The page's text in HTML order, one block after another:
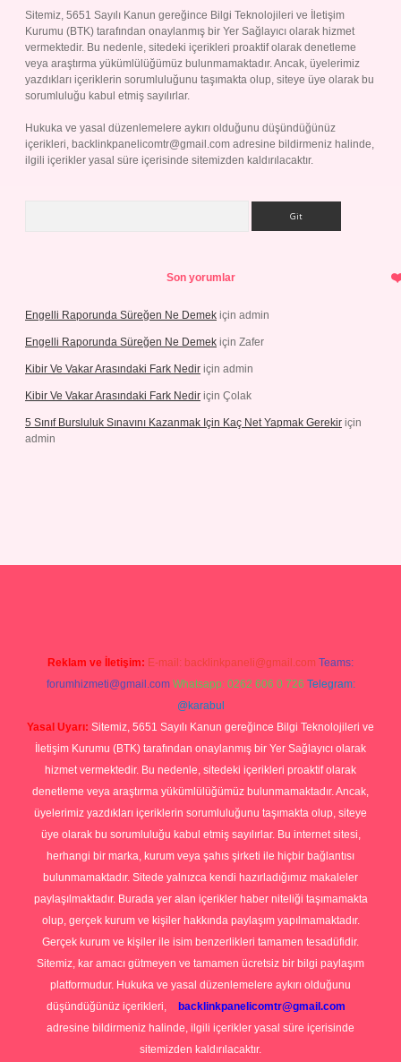
Sitemiz, 5651 Sayılı Kanun gereğince Bilgi Teknolojileri ve İletişim
Kurumu (BTK) tarafından onaylanmış bir Yer Sağlayıcı olarak hizmet
vermektedir. Bu nedenle, sitedeki içerikleri proaktif olarak denetleme
veya araştırma yükümlülüğümüz bulunmamaktadır. Ancak, üyelerimiz
yazdıkları içeriklerin sorumluluğunu taşımakta olup, siteye üye olarak bu
sorumluluğu kabul etmiş sayılırlar.
Hukuka ve yasal düzenlemelere aykırı olduğunu düşündüğünüz
içerikleri, backlinkpanelicomtr@gmail.com adresine bildirmeniz halinde,
ilgili içerikler yasal süre içerisinde sitemizden kaldırılacaktır.
Son yorumlar
Engelli Raporunda Süreğen Ne Demek için admin
Engelli Raporunda Süreğen Ne Demek için Zafer
Kibir Ve Vakar Arasındaki Fark Nedir için admin
Kibir Ve Vakar Arasındaki Fark Nedir için Çolak
5 Sınıf Bursluluk Sınavını Kazanmak Için Kaç Net Yapmak Gerekir için
admin
Reklam ve İletişim: E-mail: backlinkpaneli@gmail.com Teams:
forumhizmeti@gmail.com Whatsapp: 0262 606 0 726 Telegram:
@karabul
Yasal Uyarı: Sitemiz, 5651 Sayılı Kanun gereğince Bilgi Teknolojileri ve
İletişim Kurumu (BTK) tarafından onaylanmış bir Yer Sağlayıcı olarak
hizmet vermektedir. Bu nedenle, sitedeki içerikleri proaktif olarak
denetleme veya araştırma yükümlülüğümüz bulunmamaktadır. Ancak,
üyelerimiz yazdıkları içeriklerin sorumluluğunu taşımakta olup, siteye
üye olarak bu sorumluluğu kabul etmiş sayılırlar. Bu internet sitesi,
herhangi bir marka, kurum veya şahıs şirketi ile hiçbir bağlantısı
bulunmamaktadır. Sitede yalnızca kendi hazırladığımız makaleler
paylaşılmaktadır. Burada yer alan içerikler haber niteliği taşımamakta
olup, gerçek kurum ve kişiler hakkında paylaşım yapılmamaktadır.
Gerçek kurum ve kişiler ile isim benzerlikleri tamamen tesadüfidir.
Sitemiz, kar amacı gütmeyen ve tamamen ücretsiz bir bilgi paylaşım
platformudur. Hukuka ve yasal düzenlemelere aykırı olduğunu
düşündüğünüz içerikleri,
backlinkpanelicomtr@gmail.com
adresine bildirmeniz halinde, ilgili içerikler yasal süre içerisinde
sitemizden kaldırılacaktır.